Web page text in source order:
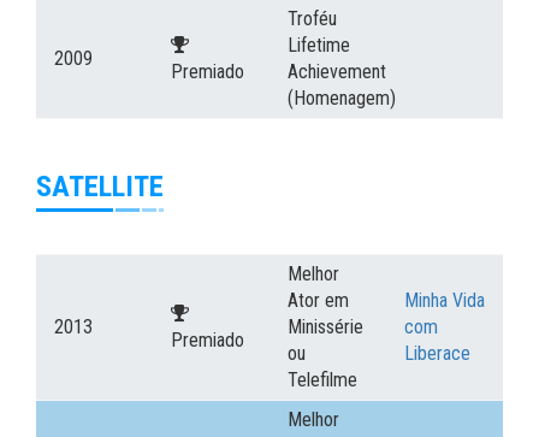
2009
Premiado
Troféu
Lifetime
Achievement
(Homenagem)
SATELLITE
2013
Premiado
Melhor
Ator em
Minissérie
ou
Telefilme
Minha Vida
com
Liberace
Melhor